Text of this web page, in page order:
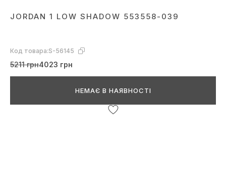
JORDAN 1 LOW SHADOW 553558-039
Код товара:S-56145
5211 грн4023 грн
НЕМАЄ В НАЯВНОСТІ